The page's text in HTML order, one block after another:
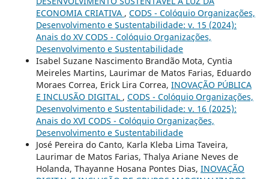
ECONOMIA CRIATIVA , CODS - Colóquio Organizações,
Desenvolvimento e Sustentabilidade: v. 15 (2024):
Anais do XV CODS - Colóquio Organizações,
Desenvolvimento e Sustentabilidade
Isabel Suzane Nascimento Brandão Mota, Cyntia
Meireles Martins, Laurimar de Matos Farias, Eduardo
Moraes Correa, Erick Lira Correa, INOVAÇÃO PÚBLICA
E INCLUSÃO DIGITAL , CODS - Colóquio Organizações,
Desenvolvimento e Sustentabilidade: v. 16 (2025):
Anais do XVI CODS - Colóquio Organizações,
Desenvolvimento e Sustentabilidade
José Pereira do Canto, Karla Kleba Lima Taveira,
Laurimar de Matos Farias, Thalya Ariane Neves de
Holanda, Thayanne Hosana Pontes Dias, INOVAÇÃO